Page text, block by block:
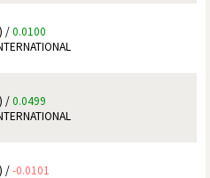
/0.0100
/0.0499
/-0.0101